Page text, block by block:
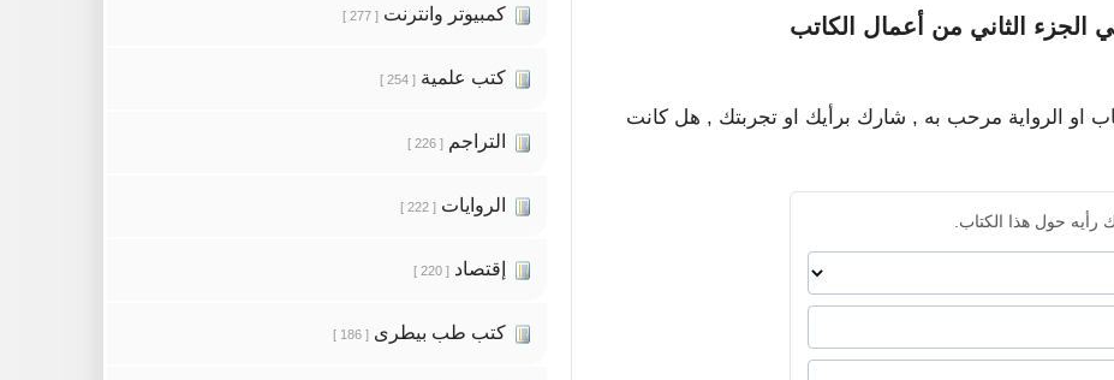
الثاني من أعمال الكاتب
او الرواية مرحب به , شارك برأيك او تجربتك , هل كانت
حول هذا الكتاب.
كمبيوتر وانترنت [ 277 ]
كتب علمية [ 254 ]
التراجم [ 226 ]
الروايات [ 222 ]
إقتصاد [ 220 ]
كتب طب بيطرى [ 186 ]